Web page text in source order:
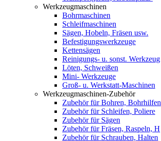
Werkzeugmaschinen
Bohrmaschinen
Schleifmaschinen
Sägen, Hobeln, Fräsen usw.
Befestigungswerkzeuge
Kettensägen
Reinigungs- u. sonst. Werkzeug
Löten, Schweißen
Mini- Werkzeuge
Groß- u. Werkstatt-Maschinen
Werkzeugmaschinen-Zubehör
Zubehör für Bohren, Bohrhilfen
Zubehör für Schleifen, Poliere
Zubehör für Sägen
Zubehör für Fräsen, Raspeln, H
Zubehör für Schrauben, Halten